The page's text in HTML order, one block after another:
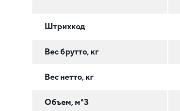
Штрихкод
Вес брутто, кг
Вес нетто, кг
Объем, м^3